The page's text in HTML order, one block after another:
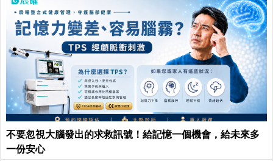
不要忽視大腦發出的求救訊號！給記憶一個機會，給未來多
一份安心